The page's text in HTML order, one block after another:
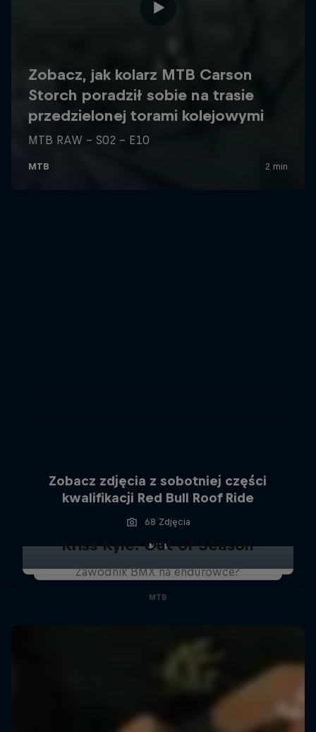
Zobacz zdjęcia z sobotniej części
kwalifikacji Red Bull Roof Ride
68 Zdjęcia
MTB
Kriss Kyle: Out of Season
Zawodnik BMX na endurówce?
MTB